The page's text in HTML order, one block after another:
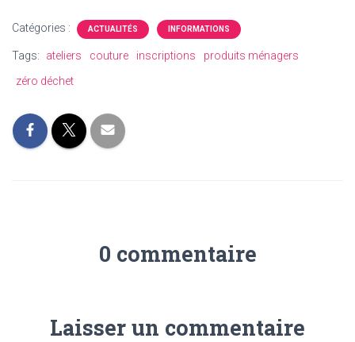
Catégories : ACTUALITÉS INFORMATIONS
Tags: ateliers couture inscriptions
produits ménagers
zéro déchet
0 commentaire
Laisser un commentaire